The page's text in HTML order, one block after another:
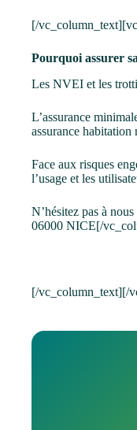
[/
Pourquoi assurer
Les NVEI et les
L’assurance
assurance habitation
Face aux risques
l’usage et les
N’hésitez pas à
06000 NICE[/
[/vc_column_text][/